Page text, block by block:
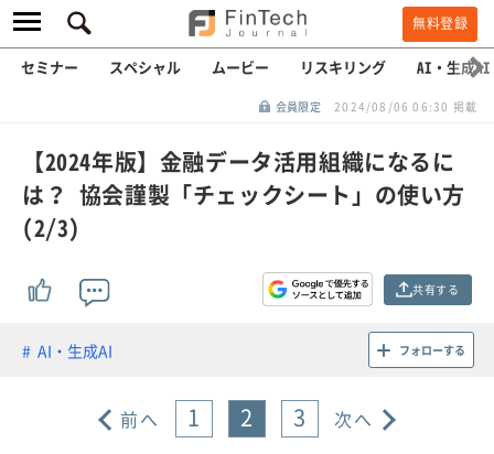
無料登録
セミナー スペシャル ムービー リスキリング AI・生成AI
会員限定 2024/08/06 06:30 掲載
【2024年版】金融データ活用組織になるに
は？ 協会謹製「チェックシート」の使い方
(2/3)
共有する
AI・生成AI フォローする
前へ 1 2 3 次へ